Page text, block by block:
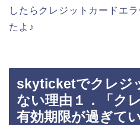
したらクレジットカードエ
たよ♪
skyticketでクレジ
ない理由１．「ク
有効期限が過ぎてい